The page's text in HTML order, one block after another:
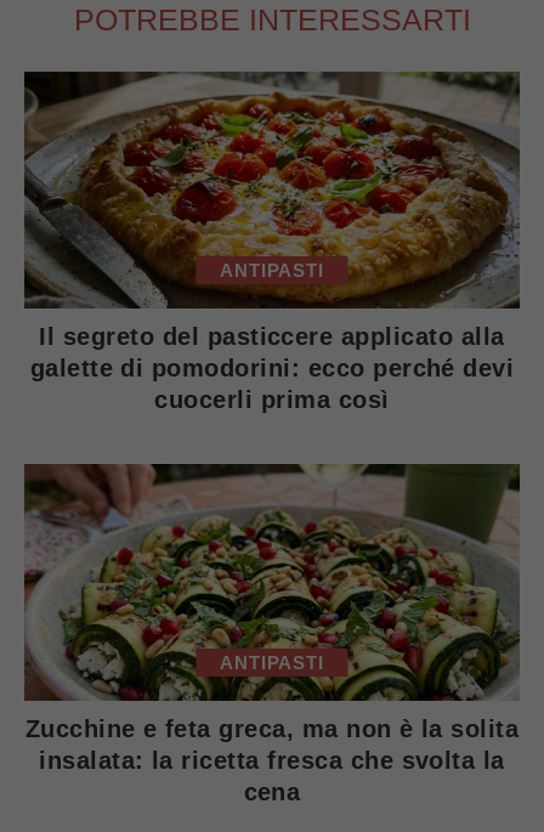
POTREBBE INTERESSARTI
ANTIPASTI
Il segreto del pasticcere applicato alla
galette di pomodorini: ecco perché devi
cuocerli prima così
ANTIPASTI
Zucchine e feta greca, ma non è la solita
insalata: la ricetta fresca che svolta la
cena